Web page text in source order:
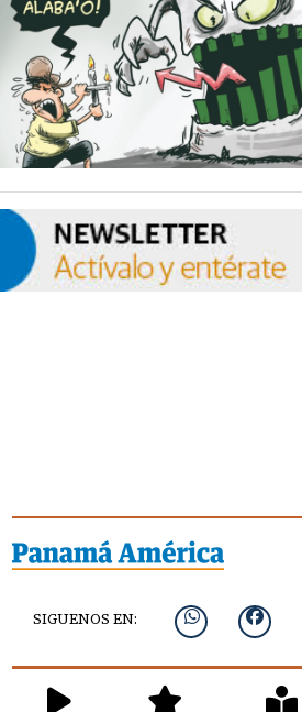
SIGUENOS EN: